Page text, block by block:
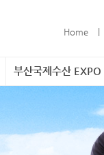
Home
부산국제수산 EXPO